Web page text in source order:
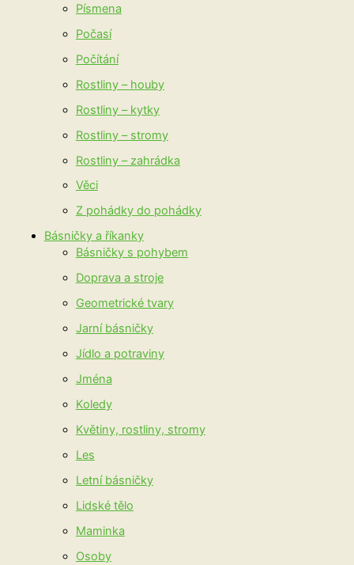
Písmena
Počasí
Počítání
Rostliny – houby
Rostliny – kytky
Rostliny – stromy
Rostliny – zahrádka
Věci
Z pohádky do pohádky
Básničky a říkanky
Básničky s pohybem
Doprava a stroje
Geometrické tvary
Jarní básničky
Jídlo a potraviny
Jména
Koledy
Květiny, rostliny, stromy
Les
Letní básničky
Lidské tělo
Maminka
Osoby